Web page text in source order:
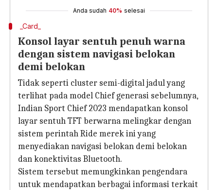
Anda sudah 40% selesai
_Card_
Konsol layar sentuh penuh warna
dengan sistem navigasi belokan
demi belokan
Tidak seperti cluster semi-digital jadul yang
terlihat pada model Chief generasi sebelumnya,
Indian Sport Chief 2023 mendapatkan konsol
layar sentuh TFT berwarna melingkar dengan
sistem perintah Ride merek ini yang
menyediakan navigasi belokan demi belokan
dan konektivitas Bluetooth.
Sistem tersebut memungkinkan pengendara
untuk mendapatkan berbagai informasi terkait